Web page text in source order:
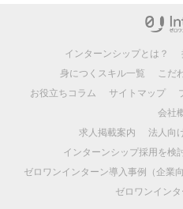
インターンシップとは？
身につくスキル一覧
こだ
お役立ちコラム
サイトマップ
会社
求人掲載案内
法人向
インターンシップ採用を検
ゼロワンインターン導入事例（企業向
ゼロワンイン